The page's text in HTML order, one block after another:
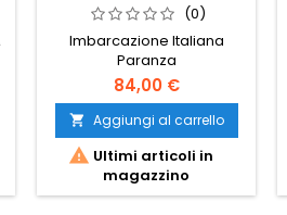
(0)
Imbarcazione Italiana
Paranza
84,00 €
 Aggiungi al carrello
 Ultimi articoli in
magazzino